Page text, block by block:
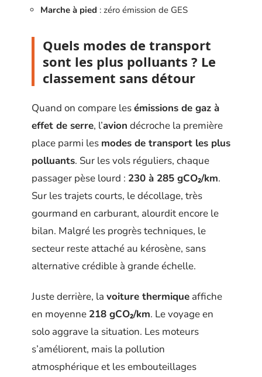
Marche à pied : zéro émission de GES
Quels modes de transport
sont les plus polluants ? Le
classement sans détour
Quand on compare lesémissions de gaz à
effet de serre, l’avion décroche la première
place parmi les modes de transport les plus
polluants. Sur les vols réguliers, chaque
passager pèse lourd : 230 à 285 gCO₂/km.
Sur les trajets courts, le décollage, très
gourmand en carburant, alourdit encore le
bilan. Malgré les progrès techniques, le
secteur reste attaché au kérosène, sans
alternative crédible à grande échelle.
Juste derrière, la voiture thermique affiche
en moyenne 218 gCO₂/km. Le voyage en
solo aggrave la situation. Les moteurs
s’améliorent, mais la pollution
atmosphérique et les embouteillages